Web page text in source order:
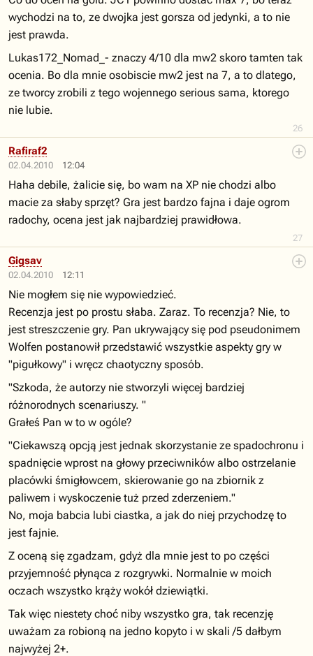
26
wychodzi na to, ze dwojka jest gorsza od jedynki, a to nie
jest prawda.
Lukas172_Nomad_- znaczy 4/10 dla mw2 skoro tamten tak
ocenia. Bo dla mnie osobiscie mw2 jest na 7, a to dlatego,
ze tworcy zrobili z tego wojennego serious sama, ktorego
nie lubie.
02.04.2010 12:04
27
Rafiraf2
Haha debile, żalicie się, bo wam na XP nie chodzi albo
macie za słaby sprzęt? Gra jest bardzo fajna i daje ogrom
radochy, ocena jest jak najbardziej prawidłowa.
02.04.2010 12:11
Gigsav
Nie mogłem się nie wypowiedzieć.
Recenzja jest po prostu słaba. Zaraz. To recenzja? Nie, to
jest streszczenie gry. Pan ukrywający się pod pseudonimem
Wolfen postanowił przedstawić wszystkie aspekty gry w
"pigułkowy" i wręcz chaotyczny sposób.
"Szkoda, że autorzy nie stworzyli więcej bardziej
różnorodnych scenariuszy. "
Grałeś Pan w to w ogóle?
"Ciekawszą opcją jest jednak skorzystanie ze spadochronu i
spadnięcie wprost na głowy przeciwników albo ostrzelanie
placówki śmigłowcem, skierowanie go na zbiornik z
paliwem i wyskoczenie tuż przed zderzeniem."
No, moja babcia lubi ciastka, a jak do niej przychodzę to
jest fajnie.
Z oceną się zgadzam, gdyż dla mnie jest to po części
przyjemność płynąca z rozgrywki. Normalnie w moich
oczach wszystko krąży wokół dziewiątki.
Tak więc niestety choć niby wszystko gra, tak recenzję
uważam za robioną na jedno kopyto i w skali /5 dałbym
najwyżej 2+.